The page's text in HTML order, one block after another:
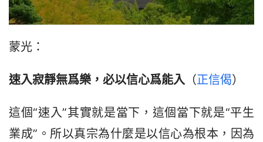
蒙光：
速入寂靜無爲樂，必以信心爲能入（正信偈）
這個“速入”其實就是當下，這個當下就是“平生
業成”。所以真宗為什麼是以信心為根本，因為